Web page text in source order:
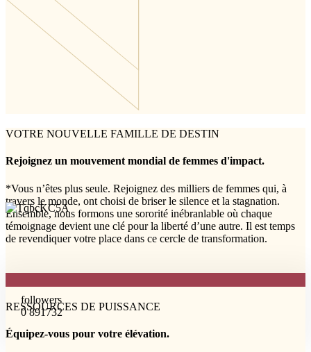
VOTRE NOUVELLE FAMILLE DE DESTIN
Rejoignez un mouvement mondial de femmes d'impact.
*Vous n’êtes plus seule. Rejoignez des milliers de femmes qui, à
travers le monde, ont choisi de briser le silence et la stagnation.
Ensemble, nous formons une sororité inébranlable où chaque
témoignage devient une clé pour la liberté d’une autre. Il est temps
de revendiquer votre place dans ce cercle de transformation.
followers
0 891732
RESSOURCES DE PUISSANCE
Équipez-vous pour votre élévation.